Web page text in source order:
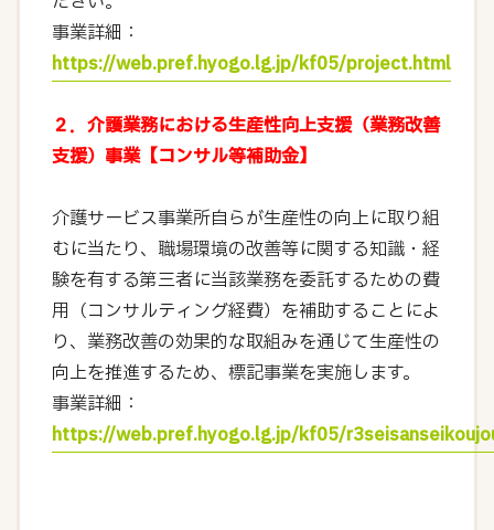
事業詳細：
https://web.pref.hyogo.lg.jp/kf05/project.html
２．介護業務における生産性向上支援（業務改善
支援）事業【コンサル等補助金】
介護サービス事業所自らが生産性の向上に取り組
むに当たり、職場環境の改善等に関する知識・経
験を有する第三者に当該業務を委託するための費
用（コンサルティング経費）を補助することによ
り、業務改善の効果的な取組みを通じて生産性の
向上を推進するため、標記事業を実施します。
事業詳細：
https://web.pref.hyogo.lg.jp/kf05/